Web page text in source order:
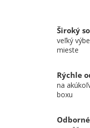
Široký
veľký
mieste
Rýchle
na
boxu